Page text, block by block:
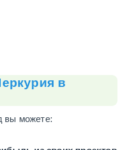
в
вы можете: